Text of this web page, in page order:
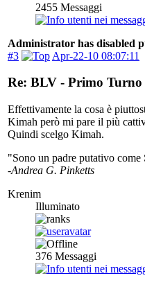
2455 Messaggi
Administrator has disabled
#3
Apr-22-10 08:07:11
Re: BLV - Primo
Effettivamente la cosa è
Kimah però mi pare il più
Quindi scelgo Kimah.
"Sono un padre putativo
-Andrea G. Pinketts
Krenim
Illuminato
376 Messaggi